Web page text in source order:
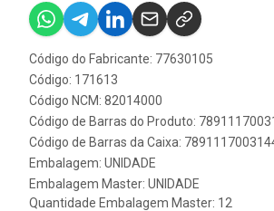
Código do Fabricante: 77630105
Código: 171613
Código NCM: 82014000
Código de Barras do Produto:
Código de Barras da Caixa:
Embalagem: UNIDADE
Embalagem Master: UNIDADE
Quantidade Embalagem Master: 12